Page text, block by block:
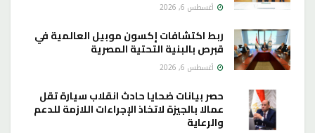
أغسطس 6, 2026
ربط اكتشافات إكسون موبيل العالمية في
قبرص بالبنية التحتية المصرية
أغسطس 6, 2026
حصر بيانات ضحايا حادث انقلاب سيارة تقل
عمالا بالجيزة لاتخاذ الإجراءات اللازمة للدعم
والرعاية